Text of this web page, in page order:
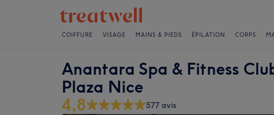
COIFFURE VISAGE MAINS & PIEDS ÉPILATION CORPS
Anantara Spa & Fitness
Plaza Nice
4,8 577 avis